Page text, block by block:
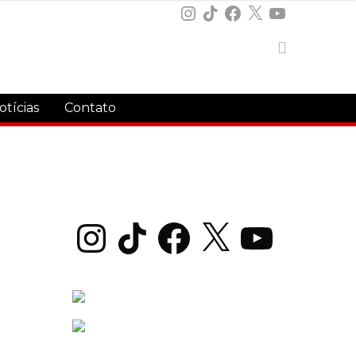
Instagram
TikTokFacebook
X YouTube
Contato
InstagramTikTok Facebook
X YouTube